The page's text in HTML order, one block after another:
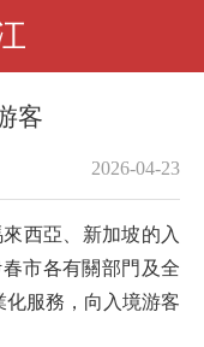
客
2026-04-23
西亞、新加坡的入
市各有關部門及全
服務，向入境游客